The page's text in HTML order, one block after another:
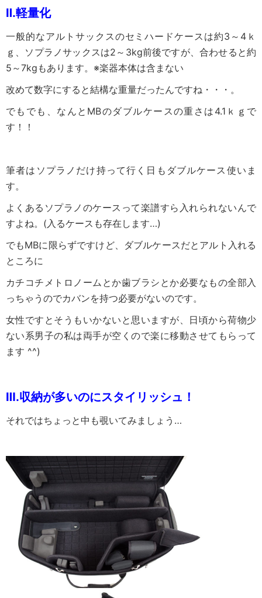
Ⅱ.軽量化
一般的なアルトサックスのセミハードケースは約3～4ｋ
ｇ、ソプラノサックスは2～3kg前後ですが、合わせると約
5～7kgもあります。※楽器本体は含まない
改めて数字にすると結構な重量だったんですね・・・。
でもでも、なんとMBのダブルケースの重さは4.1ｋｇで
す！！
筆者はソプラノだけ持って行く日もダブルケース使いま
す。
よくあるソプラノのケースって楽譜すら入れられないんで
すよね。(入るケースも存在します…)
でもMBに限らずですけど、ダブルケースだとアルト入れる
ところに
カチコチメトロノームとか歯ブラシとか必要なもの全部入
っちゃうのでカバンを持つ必要がないのです。
女性ですとそうもいかないと思いますが、日頃から荷物少
ない系男子の私は両手が空くので楽に移動させてもらって
ます ^^)
Ⅲ.収納が多いのにスタイリッシュ！
それではちょっと中も覗いてみましょう…